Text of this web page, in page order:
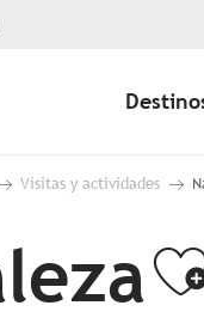
Visitas y actividades